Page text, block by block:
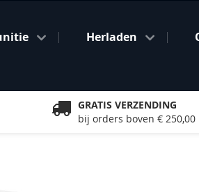
Herladen
GRATIS VERZENDING
bij orders boven € 250,00